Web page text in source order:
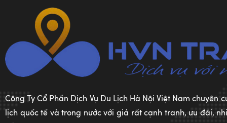
Công Ty Cổ Phần Dịch Vụ Du Lịch Hà Nội Việt Nam chuyên
lịch quốc tế và trong nước với giá rất cạnh tranh, ưu đãi,